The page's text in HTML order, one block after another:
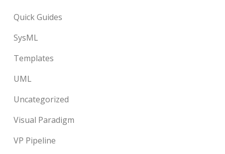
Quick Guides
SysML
Templates
UML
Uncategorized
Visual Paradigm
VP Pipeline